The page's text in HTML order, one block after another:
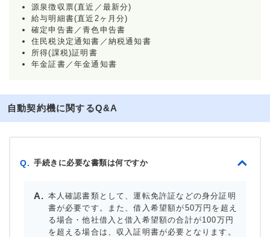
源泉徴収票(直近／最新分)
給与明細書(直近2ヶ月分)
確定申告書／青色申告書
住民税決定通知書／納税通知書
所得(課税)証明書
年金証書／年金通知書
自動契約機に関するQ&A
Q. 手続きに必要な書類は何ですか
本人確認書類として、運転免許証などの身分証明
書が必要です。また、借入希望額が50万円を超え
る場合・他社借入と借入希望額の合計が100万円
を超える場合は、収入証明書が必要となります。